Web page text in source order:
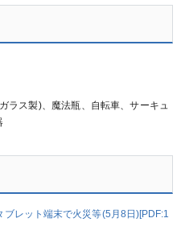
ラス製)、魔法瓶、自転車、サーキュ
レット端末で火災等(5月8日)[PDF:1